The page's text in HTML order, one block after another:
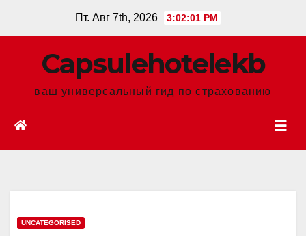
Пт. Авг 7th, 2026 3:02:02 PM
Сapsulehotelekb
ваш универсальный гид по страхованию
UNCATEGORISED